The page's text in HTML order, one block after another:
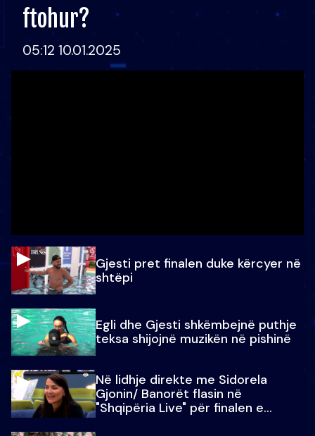
ftohur?
05:12 10.01.2025
Gjesti pret finalen duke kërcyer në
shtëpi
Egli dhe Gjesti shkëmbejnë puthje
teksa shijojnë muzikën në pishinë
Në lidhje direkte me Sidorela
Gjonin/ Banorët flasin në
"Shqipëria Live" për finalen e